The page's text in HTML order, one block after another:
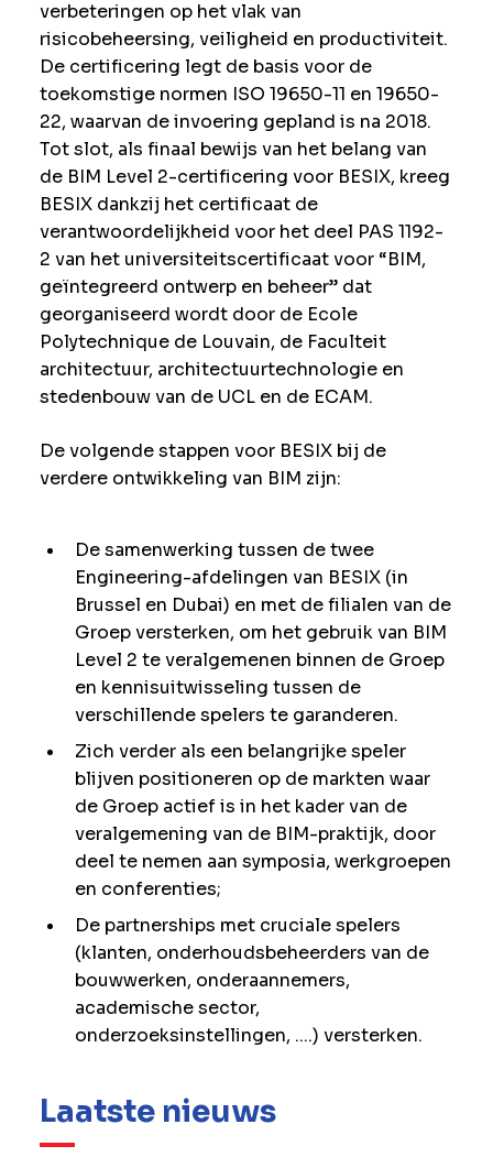
verbeteringen op het vlak van
risicobeheersing, veiligheid en productiviteit.
De certificering legt de basis voor de
toekomstige normen ISO 19650-11 en 19650-
22, waarvan de invoering gepland is na 2018.
Tot slot, als finaal bewijs van het belang van
de BIM Level 2-certificering voor BESIX, kreeg
BESIX dankzij het certificaat de
verantwoordelijkheid voor het deel PAS 1192-
2 van het universiteitscertificaat voor “BIM,
geïntegreerd ontwerp en beheer” dat
georganiseerd wordt door de Ecole
Polytechnique de Louvain, de Faculteit
architectuur, architectuurtechnologie en
stedenbouw van de UCL en de ECAM.
De volgende stappen voor BESIX bij de
verdere ontwikkeling van BIM zijn:
De samenwerking tussen de twee
Engineering-afdelingen van BESIX (in
Brussel en Dubai) en met de filialen van de
Groep versterken, om het gebruik van BIM
Level 2 te veralgemenen binnen de Groep
en kennisuitwisseling tussen de
verschillende spelers te garanderen.
Zich verder als een belangrijke speler
blijven positioneren op de markten waar
de Groep actief is in het kader van de
veralgemening van de BIM-praktijk, door
deel te nemen aan symposia, werkgroepen
en conferenties;
De partnerships met cruciale spelers
(klanten, onderhoudsbeheerders van de
bouwwerken, onderaannemers,
academische sector,
onderzoeksinstellingen, ....) versterken.
Laatste nieuws